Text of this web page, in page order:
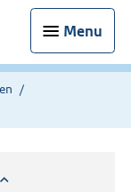
Menu
op:
aflopend